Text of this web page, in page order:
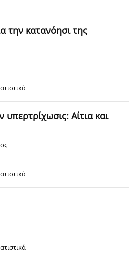
την κατανόησι της
Αίτια και